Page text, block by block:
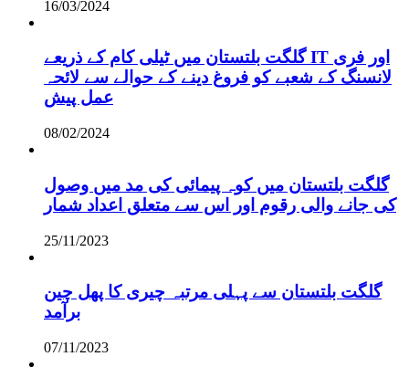
16/03/2024
گلگت بلتستان میں ٹیلی کام کے ذریعے IT اور فری
لانسنگ کے شعبے کو فروغ دینے کے حوالے سے لائحہ
عمل پیش
08/02/2024
گلگت بلتستان میں کوہ پیمائی کی مد میں وصول
کی جانے والی رقوم اور اس سے متعلق اعداد شمار
25/11/2023
گلگت بلتستان سے پہلی مرتبہ چیری کا پھل چین
برآمد
07/11/2023